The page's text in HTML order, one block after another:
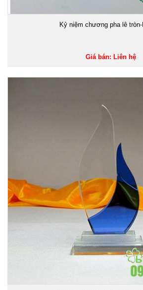
Kỷ niệm chương pha lê tròn-
Giá bán: Liên hệ